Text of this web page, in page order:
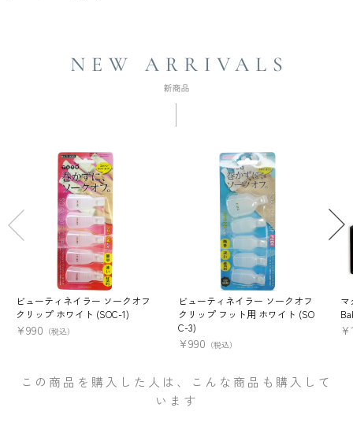
ビューティネイラー ソークオフ
クリップ ホワイト (SOC-1)
¥990 （税込）
ビューティネイラー ソークオフ
クリップ フット用 ホワイト (SO
C-3)
¥990 （税込）
マ
¥
この商品を購入した人は、こんな商品も購入して
います